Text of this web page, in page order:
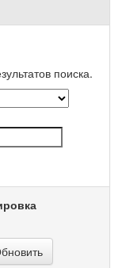
поиска.